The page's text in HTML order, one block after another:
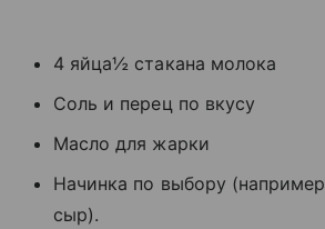
4 яйца½ стакана молока
Соль и перец по вкусу
Масло для жарки
Начинка по выбору
сыр).